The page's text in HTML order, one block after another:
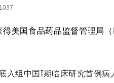
1037
得美国食品药品监督管理局（
组中国I期临床研究首例病